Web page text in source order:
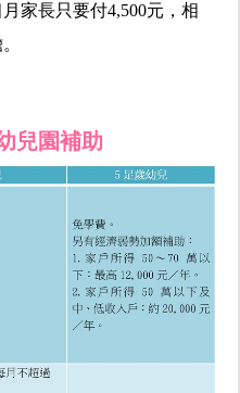
家長只要付4,500元，相
兒園補助